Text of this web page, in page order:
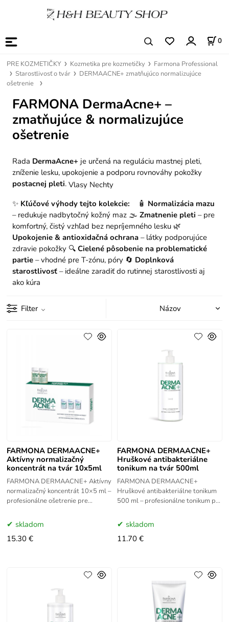
0
PRE KOZMETIČKY Kozmetika pre kozmetičky
Farmona Professional
Starostlivosť o tvár
DERMAACNE+ zmatňujúco normalizujúce
ošetrenie
FARMONA DermaAcne+ –
zmatňujúce & normalizujúce
ošetrenie
Rada DermaAcne+je určená na reguláciu mastnej pleti,
zníženie lesku, upokojenie a podporu rovnováhy pokožky
postacnej pleti. Vlasy Nechty
✨ Kľúčové výhody tejto kolekcie: 🧴 Normalizácia mazu
– redukuje nadbytočný kožný maz 🌫️ Zmatnenie pleti – pre
komfortný, čistý vzhľad bez nepríjemného lesku 🌿
Upokojenie & antioxidačná ochrana– látky podporujúce
zdravie pokožky 🔍 Cielené pôsobenie na problematické
partie– vhodné pre T-zónu, póry 🔄 Doplnková
starostlivosť– ideálne zaradiť do rutinnej starostlivosti aj
ako kúra
Filter
FARMONA DERMAACNE+
Aktívny normalizačný
koncentrát na tvár 10x5ml
FARMONA DERMAACNE+ Aktívny
normalizačný koncentrát 10×5 ml –
profesionálne ošetrenie pre
pleť. Reguluje maz, zmenšuje
skladom
15.30 €
FARMONA DERMAACNE+
Hruškové antibakteriálne
tonikum na tvár 500ml
FARMONA DERMAACNE+
Hruškové antibakteriálne tonikum
500 ml – profesionálne tonikum pre
Reguluje maz, sťahuje póry,
osviežuje a
skladom
11.70 €